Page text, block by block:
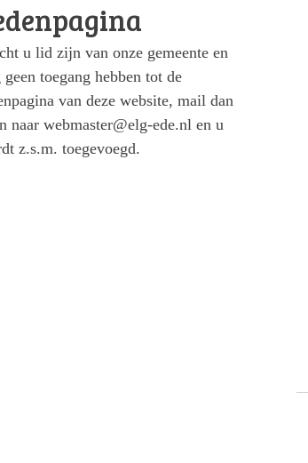
u lid zijn van onze gemeente en
geen toegang hebben tot de
van deze website, mail dan
naar webmaster@elg-ede.nl en u
z.s.m. toegevoegd.